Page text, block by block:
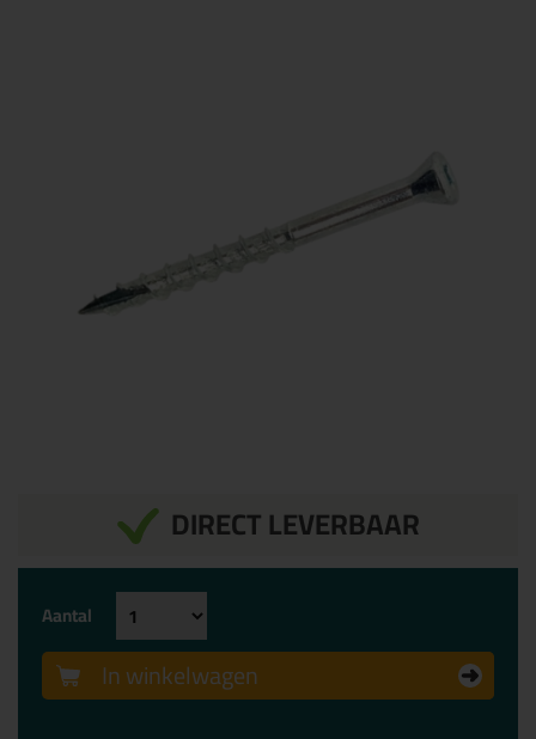
DIRECT LEVERBAAR
Aantal
In winkelwagen